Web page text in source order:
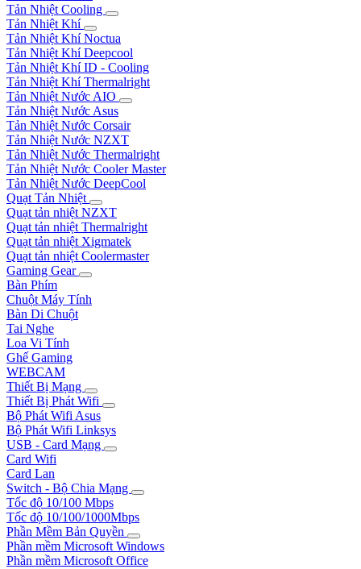
Tản Nhiệt Cooling
Tản Nhiệt Khí
Tản Nhiệt Khí Noctua
Tản Nhiệt Khí Deepcool
Tản Nhiệt Khí ID - Cooling
Tản Nhiệt Khí Thermalright
Tản Nhiệt Nước AIO
Tản Nhiệt Nước Asus
Tản Nhiệt Nước Corsair
Tản Nhiệt Nước NZXT
Tản Nhiệt Nước Thermalright
Tản Nhiệt Nước Cooler Master
Tản Nhiệt Nước DeepCool
Quạt Tản Nhiệt
Quạt tản nhiệt NZXT
Quạt tản nhiệt Thermalright
Quạt tản nhiệt Xigmatek
Quạt tản nhiệt Coolermaster
Gaming Gear
Bàn Phím
Chuột Máy Tính
Bàn Di Chuột
Tai Nghe
Loa Vi Tính
Ghế Gaming
WEBCAM
Thiết Bị Mạng
Thiết Bị Phát Wifi
Bộ Phát Wifi Asus
Bộ Phát Wifi Linksys
USB - Card Mạng
Card Wifi
Card Lan
Switch - Bộ Chia Mạng
Tốc độ 10/100 Mbps
Tốc độ 10/100/1000Mbps
Phần Mềm Bản Quyền
Phần mềm Microsoft Windows
Phần mềm Microsoft Office